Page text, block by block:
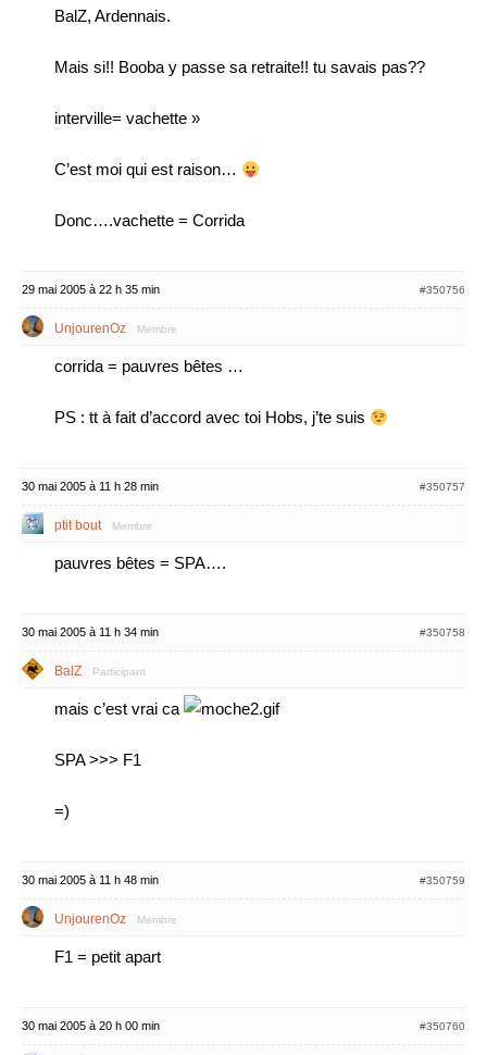
BalZ, Ardennais.
Mais si!! Booba y passe sa retraite!! tu savais pas??
interville= vachette »
C’est moi qui est raison…
Donc….vachette = Corrida
29 mai 2005 à 22 h 35 min #350756
UnjourenOz Membre
corrida = pauvres bêtes …
PS : tt à fait d’accord avec toi Hobs, j’te suis
30 mai 2005 à 11 h 28 min #350757
ptit bout Membre
pauvres bêtes = SPA….
30 mai 2005 à 11 h 34 min #350758
BalZ Participant
mais c’est vrai ca
SPA >>> F1
=)
30 mai 2005 à 11 h 48 min #350759
UnjourenOz Membre
F1 = petit apart
30 mai 2005 à 20 h 00 min #350760